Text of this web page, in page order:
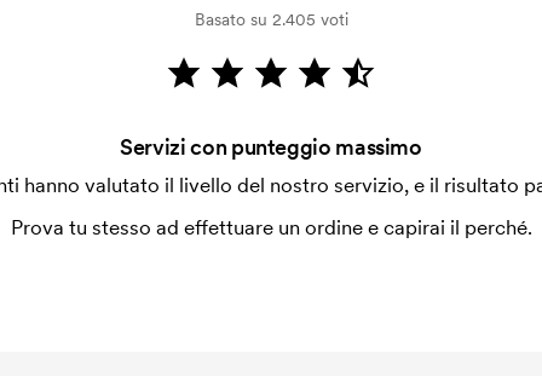
di 30mm da una cucitura.
macchina di ricamo quale grafica
dobbiamo creare un cliché
non viene più applicato.
Basato su 2.405 voti
Servizi con punteggio massimo
hanno valutato il livello del nostro servizio, e il risultato
Prova tu stesso ad effettuare un ordine e capirai il perché.